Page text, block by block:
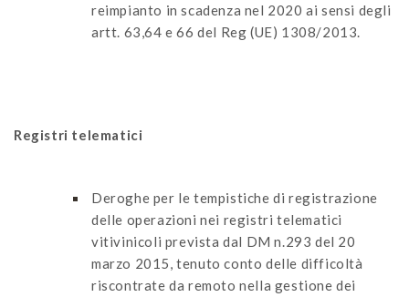
reimpianto in scadenza nel 2020 ai sensi degli
artt. 63,64 e 66 del Reg (UE) 1308/2013.
Registri telematici
Deroghe per le tempistiche di registrazione
delle operazioni nei registri telematici
vitivinicoli prevista dal DM n.293 del 20
marzo 2015, tenuto conto delle difficoltà
riscontrate da remoto nella gestione dei